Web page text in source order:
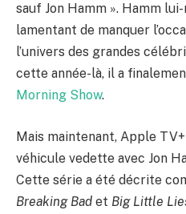
sauf Jon Hamm ». Hamm
lamentant de manquer
l’univers des grandes
cette année-là, il a
Morning Show.
Mais maintenant, Apple
véhicule vedette avec Jon
Cette série a été décrite
Breaking Bad et Big Little